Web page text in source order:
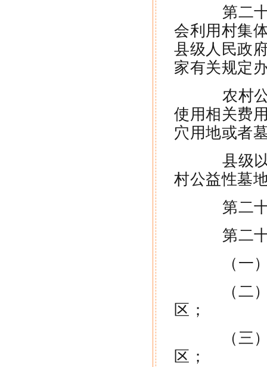
第二十
会利用村集
县级人民政
家有关规定
农村公
使用相关费
穴用地或者
县级以
村公益性墓
第二十
第二十
（一）
（二）
区；
（三）
区；